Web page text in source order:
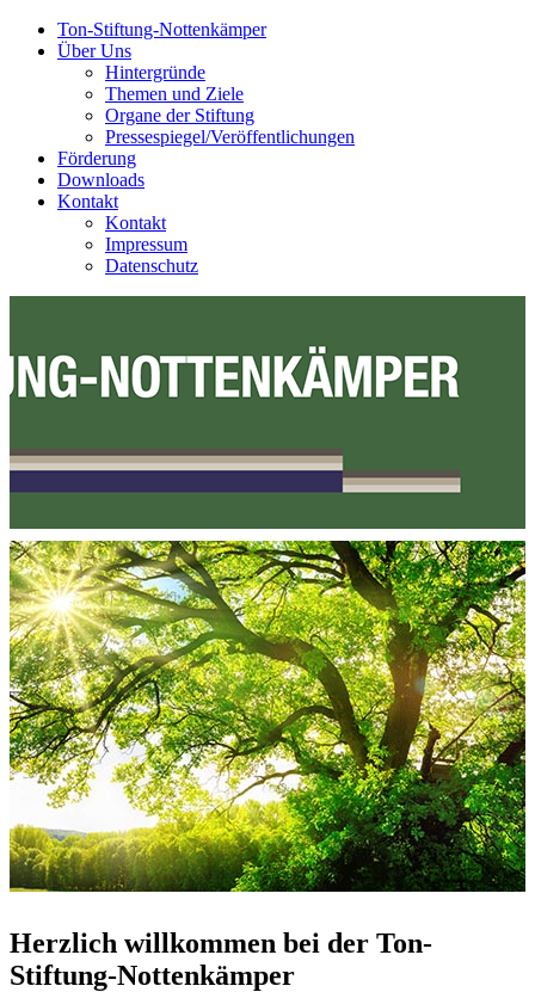
Ton-Stiftung-Nottenkämper
Über Uns
Hintergründe
Themen und Ziele
Organe der Stiftung
Pressespiegel/Veröffentlichungen
Förderung
Downloads
Kontakt
Kontakt
Impressum
Datenschutz
Herzlich willkommen bei der Ton-
Stiftung-Nottenkämper